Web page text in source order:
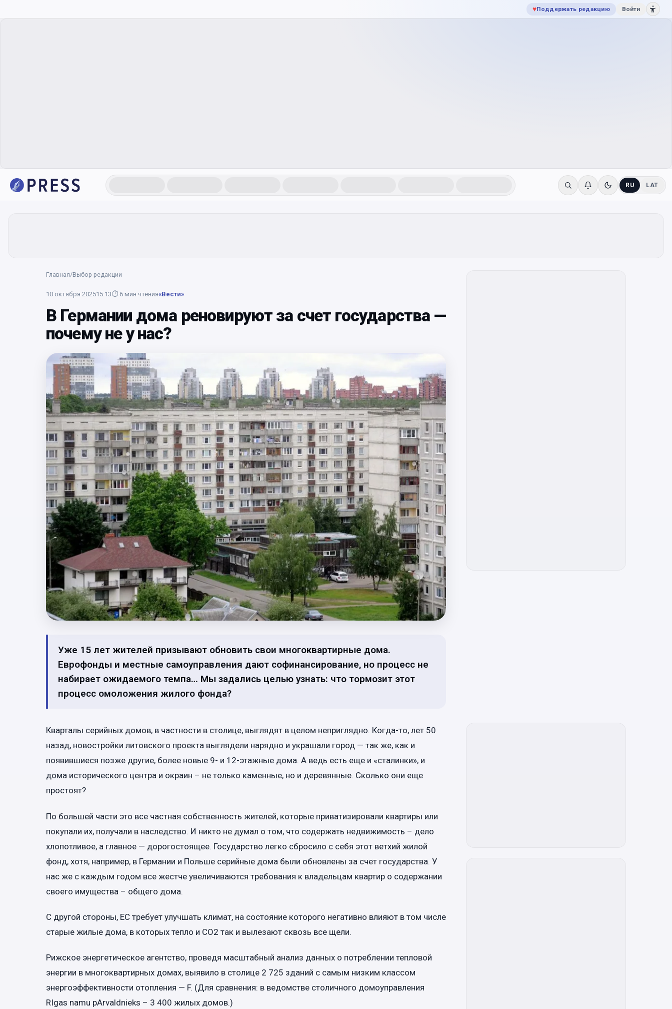
♥Поддержать редакцию Войти
RU LAT
Главная/Выбор редакции
10 октября 202515:13⏱ 6 мин чтения«Вести»
В Германии дома реновируют за счет государства —
почему не у нас?
Уже 15 лет жителей призывают обновить свои многоквартирные дома.
Еврофонды и местные самоуправления дают софинансирование, но процесс не
набирает ожидаемого темпа… Мы задались целью узнать: что тормозит этот
процесс омоложения жилого фонда?
Кварталы серийных домов, в частности в столице, выглядят в целом неприглядно. Когда-то, лет 50
назад, новостройки литовского проекта выглядели нарядно и украшали город — так же, как и
появившиеся позже другие, более новые 9- и 12-этажные дома. А ведь есть еще и «сталинки», и
дома исторического центра и окраин – не только каменные, но и деревянные. Сколько они еще
простоят?
По большей части это все частная собственность жителей, которые приватизировали квартиры или
покупали их, получали в наследство. И никто не думал о том, что содержать недвижимость – дело
хлопотливое, а главное — дорогостоящее. Государство легко сбросило с себя этот ветхий жилой
фонд, хотя, например, в Германии и Польше серийные дома были обновлены за счет государства. У
нас же с каждым годом все жестче увеличиваются требования к владельцам квартир о содержании
своего имущества – общего дома.
С другой стороны, ЕС требует улучшать климат, на состояние которого негативно влияют в том числе
старые жилые дома, в которых тепло и СО2 так и вылезают сквозь все щели.
Рижское энергетическое агентство, проведя масштабный анализ данных о потреблении тепловой
энергии в многоквартирных домах, выявило в столице 2 725 зданий с самым низким классом
энергоэффективности отопления — F. (Для сравнения: в ведомстве столичного домоуправления
RIgas namu pArvaldnieks – 3 400 жилых домов.)